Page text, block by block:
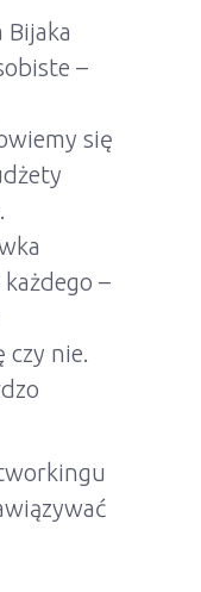
–
się
–
czy nie.